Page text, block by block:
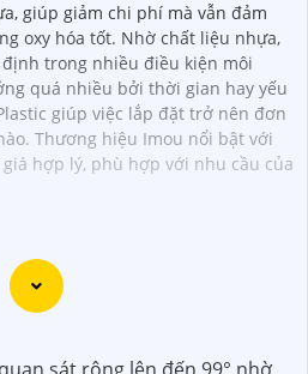
giúp giảm chi phí mà vẫn đảm
oxy hóa tốt. Nhờ chất liệu nhựa,
trong nhiều điều kiện môi
quá nhiều bởi thời gian hay yếu
giúp việc lắp đặt trở nên đơn
Thương hiệu Imou nổi bật với
hợp lý, phù hợp với nhu cầu của
Plastic Hình ảnh sắc nét cho